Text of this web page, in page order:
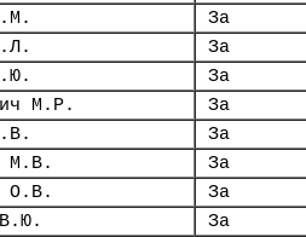
За
За
За
М.Р.
За
За
М.В.
За
О.В.
За
За